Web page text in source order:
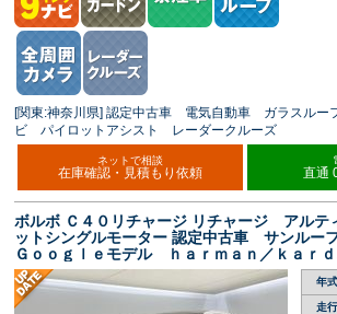
[関東:神奈川県] 認定中古車 電気自動車 ガラスルー
ビ パイロットアシスト レーダークルーズ
ネットで相談
在庫確認・見積もり依頼 直通
ボルボ Ｃ４０リチャージ リチャージ アルテ
ットシングルモーター 認定中古車 サンルー
Ｇｏｏｇｌｅモデル ｈａｒｍａｎ／ｋａｒ
ｎ インテリセーフ ３６０°ビューカメラ
車 シートヒーター パワーシート Ａｐｐｌ
ＣａｒＰｌａｙ パワーバックドア
年式
走